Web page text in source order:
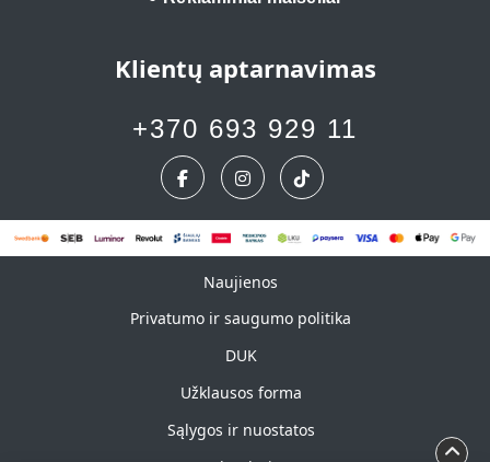
Klientų aptarnavimas
+370 693 929 11
Naujienos
Naujienos
Privatumo ir saugumo politika
DUK
Užklausos forma
Sąlygos ir nuostatos